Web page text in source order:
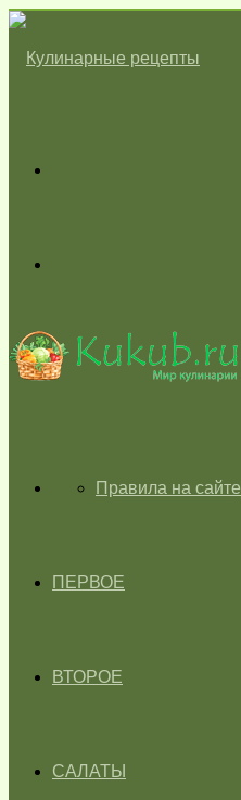
skin
ГЛАВНАЯПравила на сайте
ПЕРВОЕ
ВТОРОЕ
САЛАТЫ